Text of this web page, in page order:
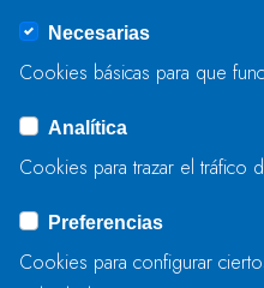
Se produjo un
ENVIAR
Necesarias
Cookies básicas para que
Analítica
Cookies para trazar el tráfico
Preferencias
Cookies para configurar